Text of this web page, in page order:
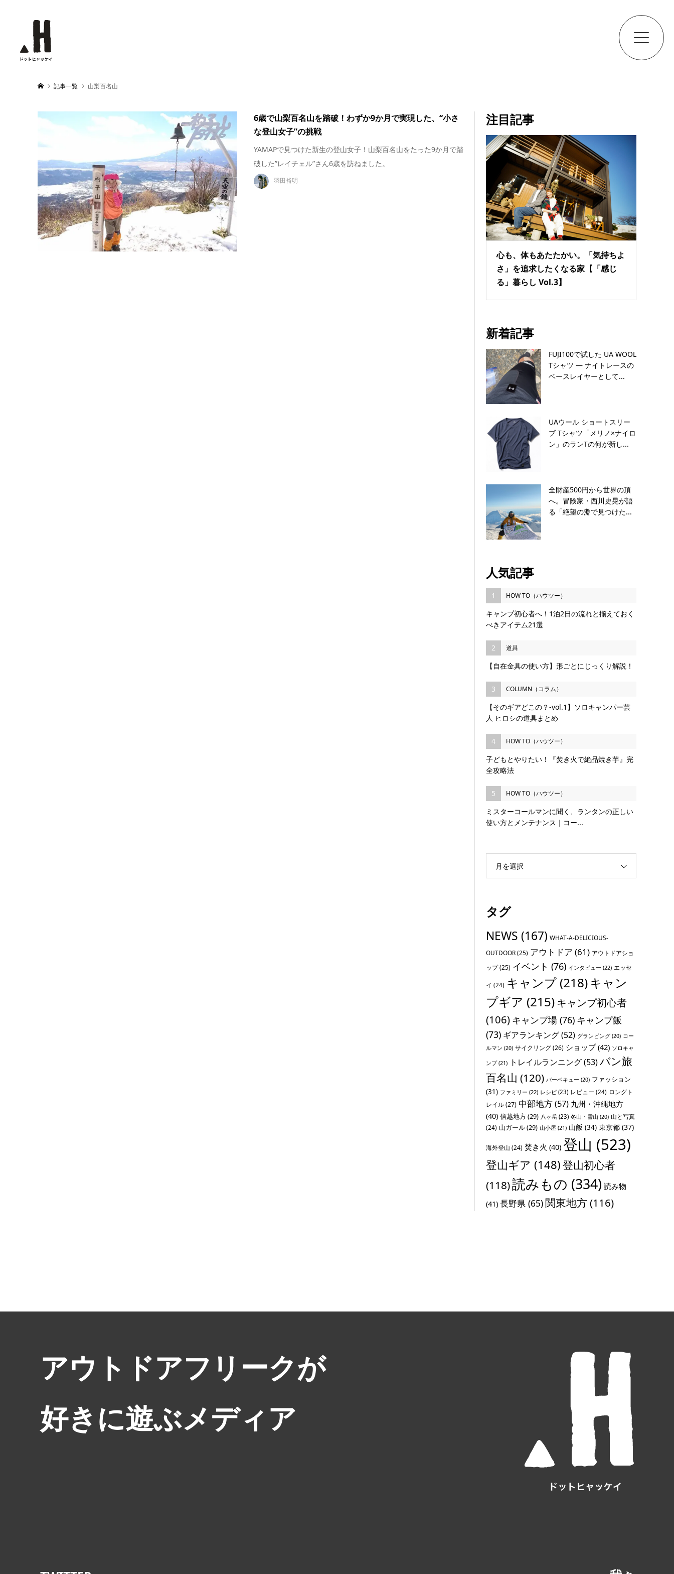
記事一覧 山梨百名山
6歳で山梨百名山を踏破！わずか9か月で実現した、“小さ
な登山女子”の挑戦
YAMAPで見つけた新生の登山女子！山梨百名山をたった9か月で踏
破した”レイチェル”さん6歳を訪ねました。
羽田裕明
注目記事
心も、体もあたたかい。「気持ちよ
さ」を追求したくなる家【「感じ
る」暮らし Vol.3】
新着記事
FUJI100で試した UA WOOL
Tシャツ — ナイトレースの
ベースレイヤーとして...
UAウール ショートスリー
ブ Tシャツ「メリノ×ナイロ
ン」のランTの何が新し...
全財産500円から世界の頂
へ。冒険家・西川史晃が語
る「絶望の淵で見つけた...
人気記事
1 HOW TO（ハウツー）
キャンプ初心者へ！1泊2日の流れと揃えておく
べきアイテム21選
2 道具
【自在金具の使い方】形ごとにじっくり解説！
3 COLUMN（コラム）
【そのギアどこの？-vol.1】ソロキャンパー芸
人 ヒロシの道具まとめ
4 HOW TO（ハウツー）
子どもとやりたい！『焚き火で絶品焼き芋』完
全攻略法
5 HOW TO（ハウツー）
ミスターコールマンに聞く、ランタンの正しい
使い方とメンテナンス｜コー...
月を選択
タグ
NEWS (167) WHAT-A-DELICIOUS-
OUTDOOR(25) アウトドア (61) アウトドアショ
ップ(25) イベント (76) インタビュー (22) エッセ
イ (24) キャンプ (218)キャン
プギア (215) キャンプ初心者
(106) キャンプ場 (76) キャンプ飯
(73) ギアランキング(52) グランピング (20) コー
ルマン (20) サイクリング(26) ショップ(42) ソロキャ
ンプ(21) トレイルランニング(53)バン旅
百名山 (120) バーベキュー (20) ファッション
(31) ファミリー (22) レシピ (23) レビュー (24) ロングト
レイル(27) 中部地方(57) 九州・沖縄地方
(40) 信越地方(29) 八ヶ岳 (23) 冬山・雪山 (20) 山と写真
(24) 山ガール(29) 山小屋 (21) 山飯 (34) 東京都 (37)
海外登山 (24) 焚き火 (40) 登山 (523)
登山ギア (148)登山初心者
(118)読みもの (334) 読み物
(41) 長野県 (65)関東地方(116)
アウトドアフリークが
好きに遊ぶメディア